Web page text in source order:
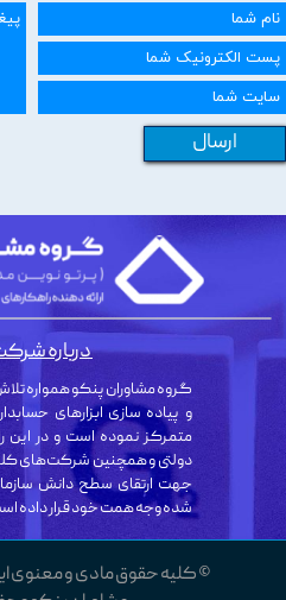
ارسال
© کلیه حقوق مادی و معنوی
گروه مشاوران پنکو همواره
و پیاده سازی ابزارهای
متمرکز نموده است و در
دولتی و همچنین شرکت‌های
جهت ارتقای سطح دانش
شده وجه همت خود قرار داده
درباره